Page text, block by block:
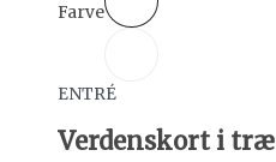
Farve
ENTRÉ
Verdenskort i træ